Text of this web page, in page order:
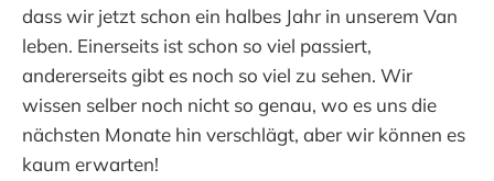
dass wir jetzt schon ein halbes Jahr in unserem Van
leben. Einerseits ist schon so viel passiert,
andererseits gibt es noch so viel zu sehen. Wir
wissen selber noch nicht so genau, wo es uns die
nächsten Monate hin verschlägt, aber wir können es
kaum erwarten!